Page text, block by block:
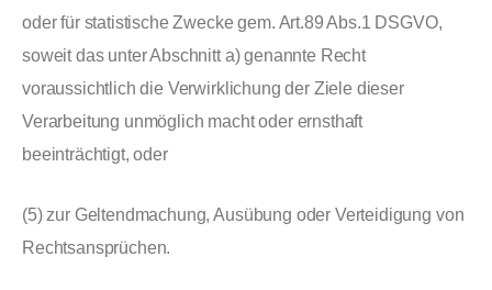
oder für statistische Zwecke gem. Art.89 Abs.1 DSGVO,
soweit das unter Abschnitt a) genannte Recht
voraussichtlich die Verwirklichung der Ziele dieser
Verarbeitung unmöglich macht oder ernsthaft
beeinträchtigt, oder
(5) zur Geltendmachung, Ausübung oder Verteidigung von
Rechtsansprüchen.